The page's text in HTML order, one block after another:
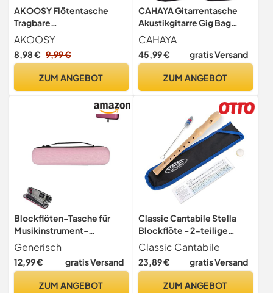
AKOOSY Flötentasche
Tragbare
Aufbewahrungstasche Für
Blockflöte Mit Weicher
Innenpolsterung
Feuchtigkeit Und Staub
13.00X2.75X0.98In
AKOOSY
8,98 € 9,99 €
ZUM ANGEBOT
CAHAYA Gitarrentasche
Akustikgitarre Gig Bag
Guitar Case wasserdicht
gepolsterte Gitarre
Rucksack Verdickte
Zoll Gitarren CY0152
CAHAYA
45,99 € gratis Versand
ZUM ANGEBOT
Blockflöten-Tasche für
Musikinstrument-
Aufbewahrung, Beutel
EVA-Reißverschluss-
Tragetasche
Generisch
12,99 € gratis Versand
ZUM ANGEBOT
Classic Cantabile Stella
Blockflöte - 2-teilige
Blockflöte aus Ahorn -
Deutsche Griffweise - Ideal
für Kinder ab 6 Jahren -
Classic Cantabile
23,89 € gratis Versand
ZUM ANGEBOT